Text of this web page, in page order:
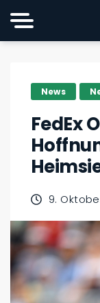
News
FedEx
9.